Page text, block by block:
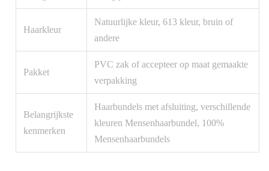
Haarkleur
Natuurlijke kleur, 613 kleur, bruin of
andere
Pakket
PVC zak of accepteer op maat gemaakte
verpakking
Belangrijkste
kenmerken
Haarbundels met afsluiting, verschillende
kleuren Mensenhaarbundel, 100%
Mensenhaarbundels